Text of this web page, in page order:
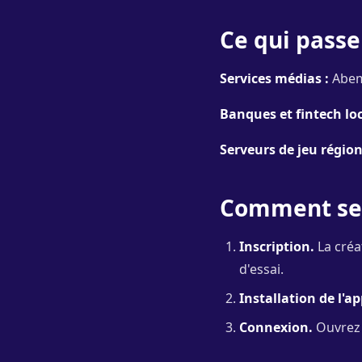
Ce qui
Services médias :
Banques et fintech
Serveurs de jeu
Comment
Inscription. La
d'essai.
Installation de
Connexion.